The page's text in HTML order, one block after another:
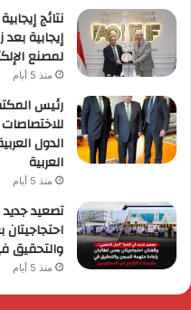
نتائج
إيجابية
لمصنع
منذ 5 أيام
رئيس
الدول
العربية
منذ 5 أيام
تصعيد
والتحقيق
منذ 5 أيام